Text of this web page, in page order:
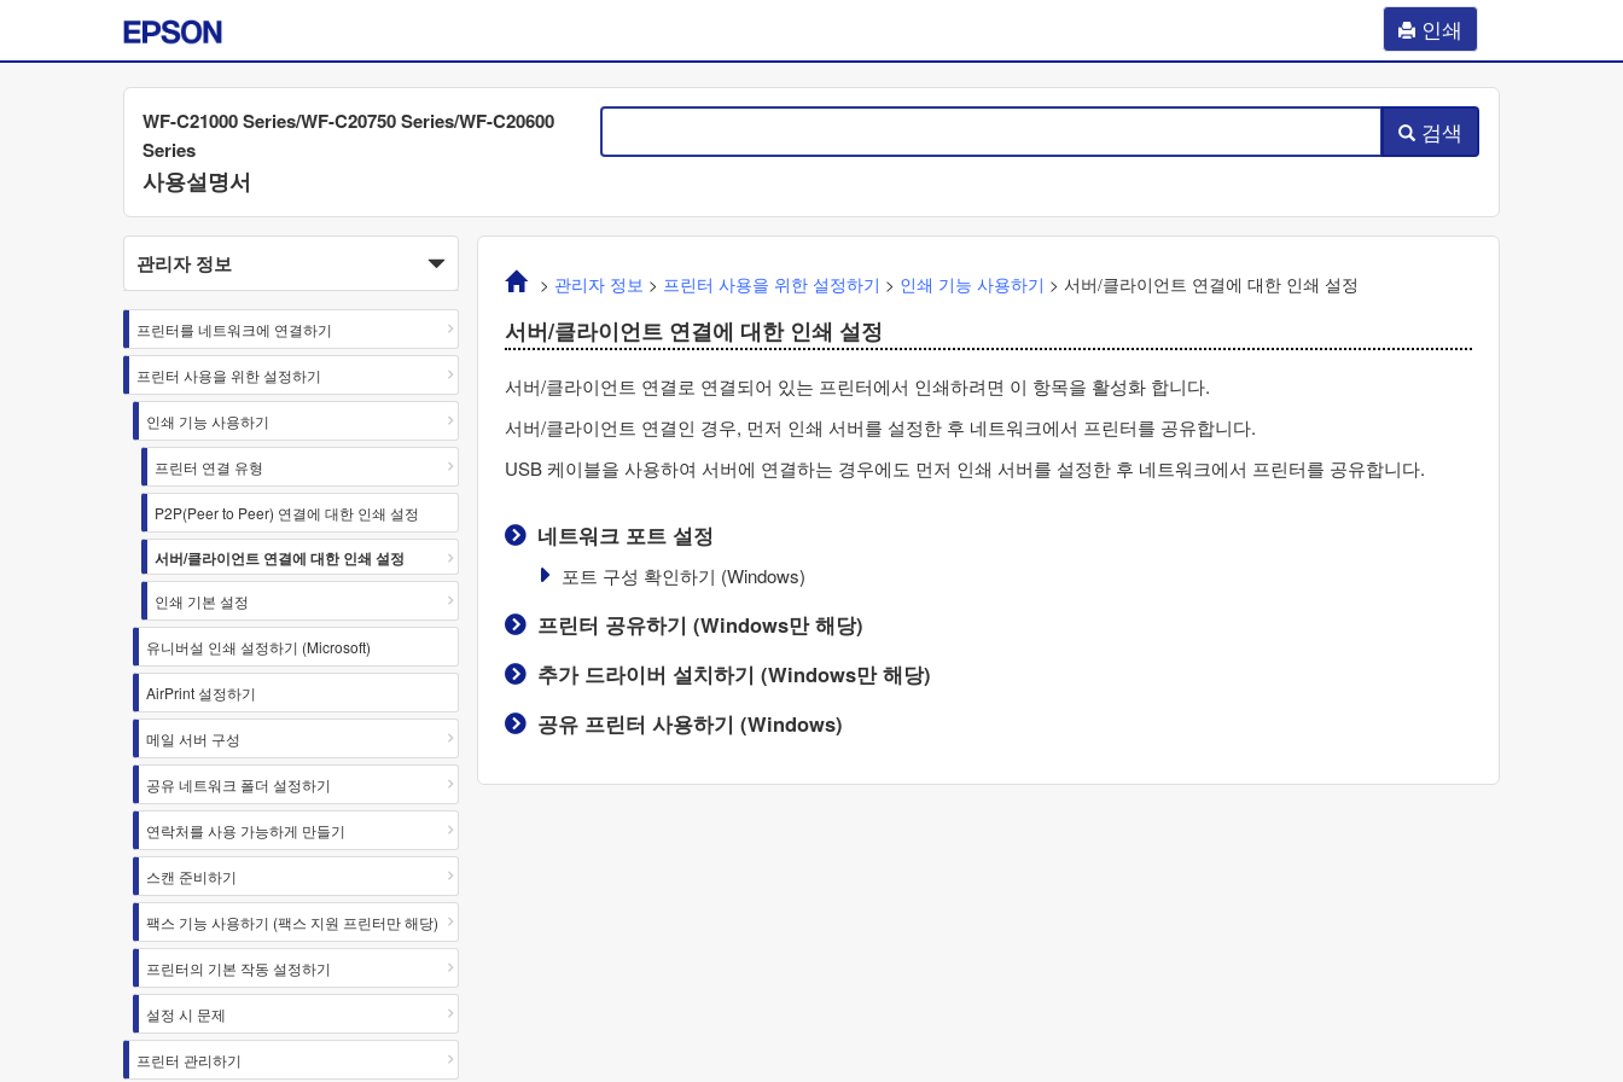
인쇄
WF-C21000 Series/WF-C20750 Series/WF-C20600
Series
사용설명서
검색
관리자 정보
프린터를 네트워크에 연결하기
프린터 사용을 위한 설정하기
인쇄 기능 사용하기
프린터 연결 유형
P2P(Peer to Peer) 연결에 대한 인쇄 설정
서버/클라이언트 연결에 대한 인쇄 설정
인쇄 기본 설정
유니버설 인쇄 설정하기 (Microsoft)
AirPrint 설정하기
메일 서버 구성
공유 네트워크 폴더 설정하기
연락처를 사용 가능하게 만들기
스캔 준비하기
팩스 기능 사용하기 (팩스 지원 프린터만 해당)
프린터의 기본 작동 설정하기
설정 시 문제
프린터 관리하기
> 관리자 정보 > 프린터 사용을 위한 설정하기 > 인쇄 기능 사용하기 > 서버/클라이언트 연결에 대한 인쇄 설정
서버/클라이언트 연결에 대한 인쇄 설정
서버/클라이언트 연결로 연결되어 있는 프린터에서 인쇄하려면 이 항목을 활성화 합니다.
서버/클라이언트 연결인 경우, 먼저 인쇄 서버를 설정한 후 네트워크에서 프린터를 공유합니다.
USB 케이블을 사용하여 서버에 연결하는 경우에도 먼저 인쇄 서버를 설정한 후 네트워크에서 프린터를 공유합니다.
네트워크 포트 설정
포트 구성 확인하기 (Windows)
프린터 공유하기 (Windows만 해당)
추가 드라이버 설치하기 (Windows만 해당)
공유 프린터 사용하기 (Windows)